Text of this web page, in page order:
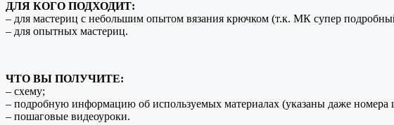
ДЛЯ КОГО ПОДХОДИТ:
– для мастериц с небольшим опытом вязания крючком (т.к. МК супер
– для опытных мастериц.
ЧТО ВЫ ПОЛУЧИТЕ:
– схему;
– подробную информацию об используемых материалах (указаны даже номера
– пошаговые видеоуроки.